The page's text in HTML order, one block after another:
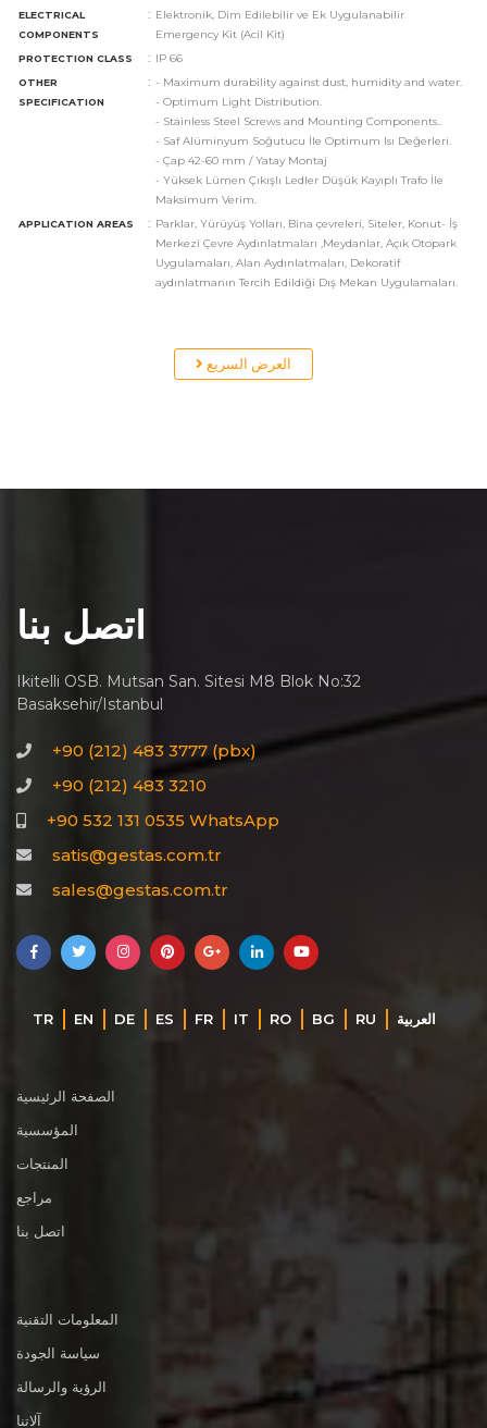
ELECTRICAL
COMPONENTS
: Elektronik, Dim Edilebilir ve Ek Uygulanabilir
Emergency Kit (Acil Kit)
PROTECTION CLASS : IP 66
OTHER
SPECIFICATION
: - Maximum durability against dust, humidity and water.
- Optimum Light Distribution.
- Stainless Steel Screws and Mounting Components..
- Saf Alüminyum Soğutucu İle Optimum Isı Değerleri.
- Çap 42-60 mm / Yatay Montaj
- Yüksek Lümen Çıkışlı Ledler Düşük Kayıplı Trafo İle
Maksimum Verim.
APPLICATION AREAS : Parklar, Yürüyüş Yolları, Bina çevreleri, Siteler, Konut- İş
Merkezi Çevre Aydınlatmaları ,Meydanlar, Açık Otopark
Uygulamaları, Alan Aydınlatmaları, Dekoratif
aydınlatmanın Tercih Edildiği Dış Mekan Uygulamaları.
العرض السريع
اتصل بنا
Ikitelli OSB. Mutsan San. Sitesi M8 Blok No:32
Basaksehir/Istanbul
+90 (212) 483 3777 (pbx)
+90 (212) 483 3210
+90 532 131 0535 WhatsApp
satis@gestas.com.tr
sales@gestas.com.tr
TR EN DE ES FR IT RO BG RU ‏العربية‏
الصفحة الرئيسية
المؤسسية
المنتجات
مراجع
اتصل بنا
المعلومات التقنية
سياسة الجودة
الرؤية والرسالة
آلاتنا